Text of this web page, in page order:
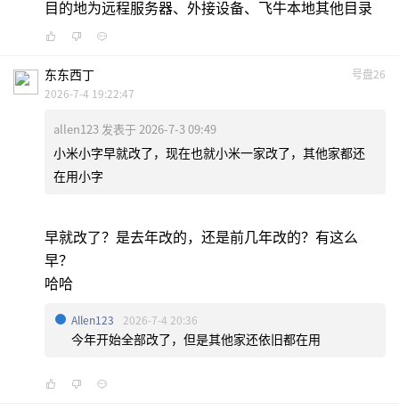
目的地为远程服务器、外接设备、飞牛本地其他目录
号盘26
东东西丁
2026-7-4 19:22:47
allen123 发表于 2026-7-3 09:49
小米小字早就改了，现在也就小米一家改了，其他家都还
在用小字
早就改了？是去年改的，还是前几年改的？有这么
早？
哈哈
Allen123 2026-7-4 20:36
今年开始全部改了，但是其他家还依旧都在用